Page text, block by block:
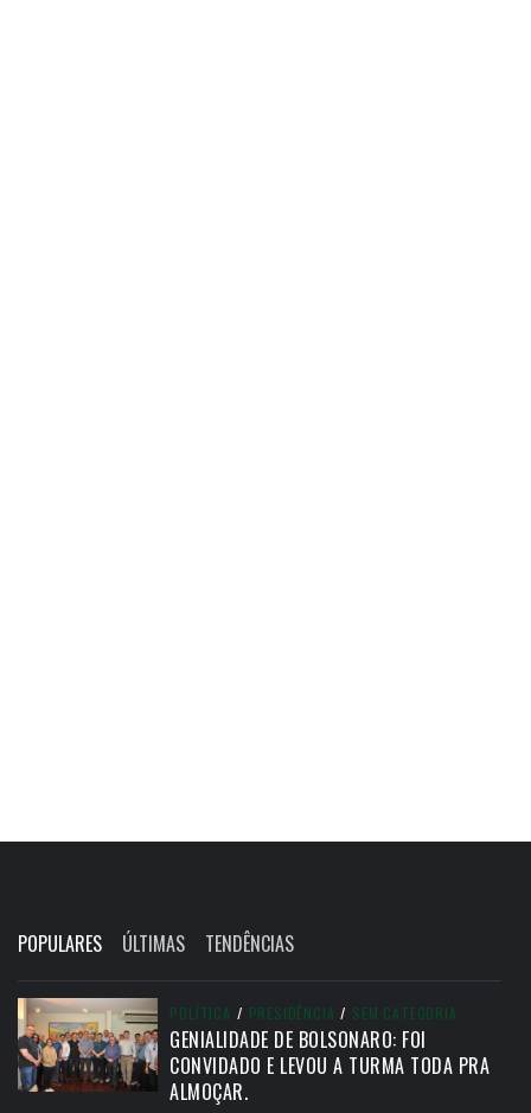
POPULARES ÚLTIMAS TENDÊNCIAS
POLÍTICA / PRESIDÊNCIA / SEM CATEGORIA
GENIALIDADE DE BOLSONARO: FOI
CONVIDADO E LEVOU A TURMA TODA PRA
ALMOÇAR.